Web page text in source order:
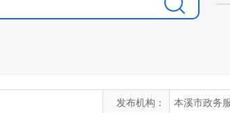
发布机构： 本溪市政务